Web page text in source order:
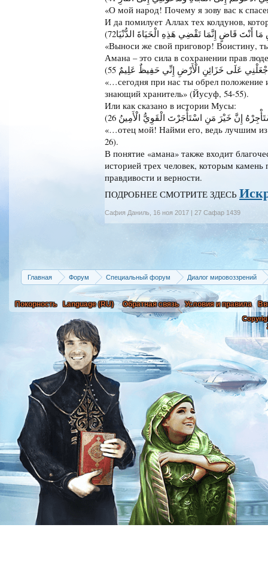
«О мой народ! Почему я зову вас к
И да помилует Аллах тех колдунов,
«Выноси же свой приговор! Воистину,
Амана – это сила в сохранении прав
«…сегодня при нас ты обрел положение
знающий хранитель» (Йусуф, 54-55).
Или как сказано в истории Мусы:
«…отец мой! Найми его, ведь лучшим из
26).
В понятие «амана» также входит
историей трех человек, которым
правдивости и верности.
ПОДРОБНЕЕ СМОТРИТЕ ЗДЕСЬ
Сафия Даниль 16 ноя 2017 | 27 Сафар 1439
Главная Форум Специальный форум Диалог мировоззрений
Покорность Language (RU) Обратная связь Условия и правила